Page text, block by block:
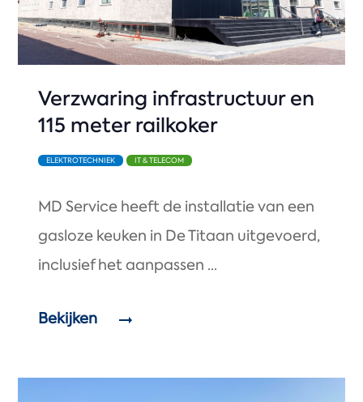
Verzwaring infrastructuur en
115 meter railkoker
ELEKTROTECHNIEK IT & TELECOM
MD Service heeft de installatie van een
gasloze keuken in De Titaan uitgevoerd,
inclusief het aanpassen ...
Bekijken